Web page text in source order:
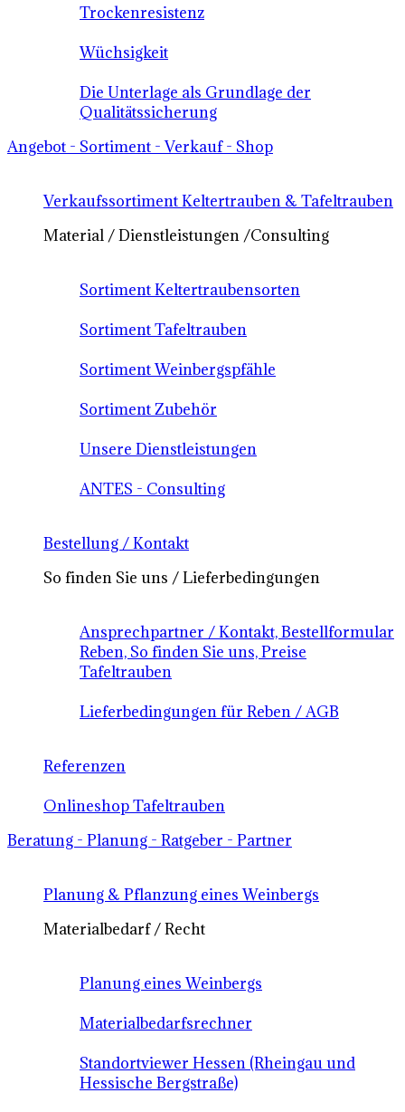
Trockenresistenz
Wüchsigkeit
Die Unterlage als Grundlage der
Qualitätssicherung
Angebot - Sortiment - Verkauf - Shop
Verkaufssortiment Keltertrauben & Tafeltrauben
Material / Dienstleistungen /Consulting
Sortiment Keltertraubensorten
Sortiment Tafeltrauben
Sortiment Weinbergspfähle
Sortiment Zubehör
Unsere Dienstleistungen
ANTES - Consulting
Bestellung / Kontakt
So finden Sie uns / Lieferbedingungen
Ansprechpartner / Kontakt, Bestellformular
Reben, So finden Sie uns, Preise
Tafeltrauben
Lieferbedingungen für Reben / AGB
Referenzen
Onlineshop Tafeltrauben
Beratung - Planung - Ratgeber - Partner
Planung & Pflanzung eines Weinbergs
Materialbedarf / Recht
Planung eines Weinbergs
Materialbedarfsrechner
Standortviewer Hessen (Rheingau und
Hessische Bergstraße)